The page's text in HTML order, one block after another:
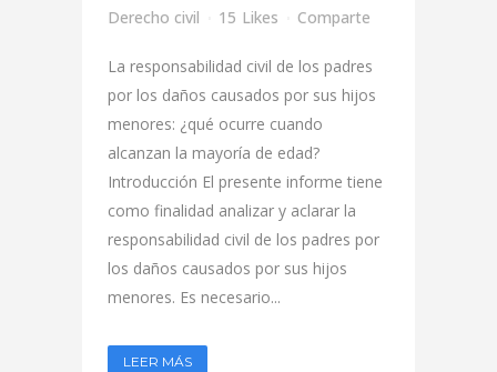
Derecho civil
15 Likes Comparte
La responsabilidad civil de los padres
por los daños causados por sus hijos
menores: ¿qué ocurre cuando
alcanzan la mayoría de edad?
Introducción El presente informe tiene
como finalidad analizar y aclarar la
responsabilidad civil de los padres por
los daños causados por sus hijos
menores. Es necesario...
LEER MÁS